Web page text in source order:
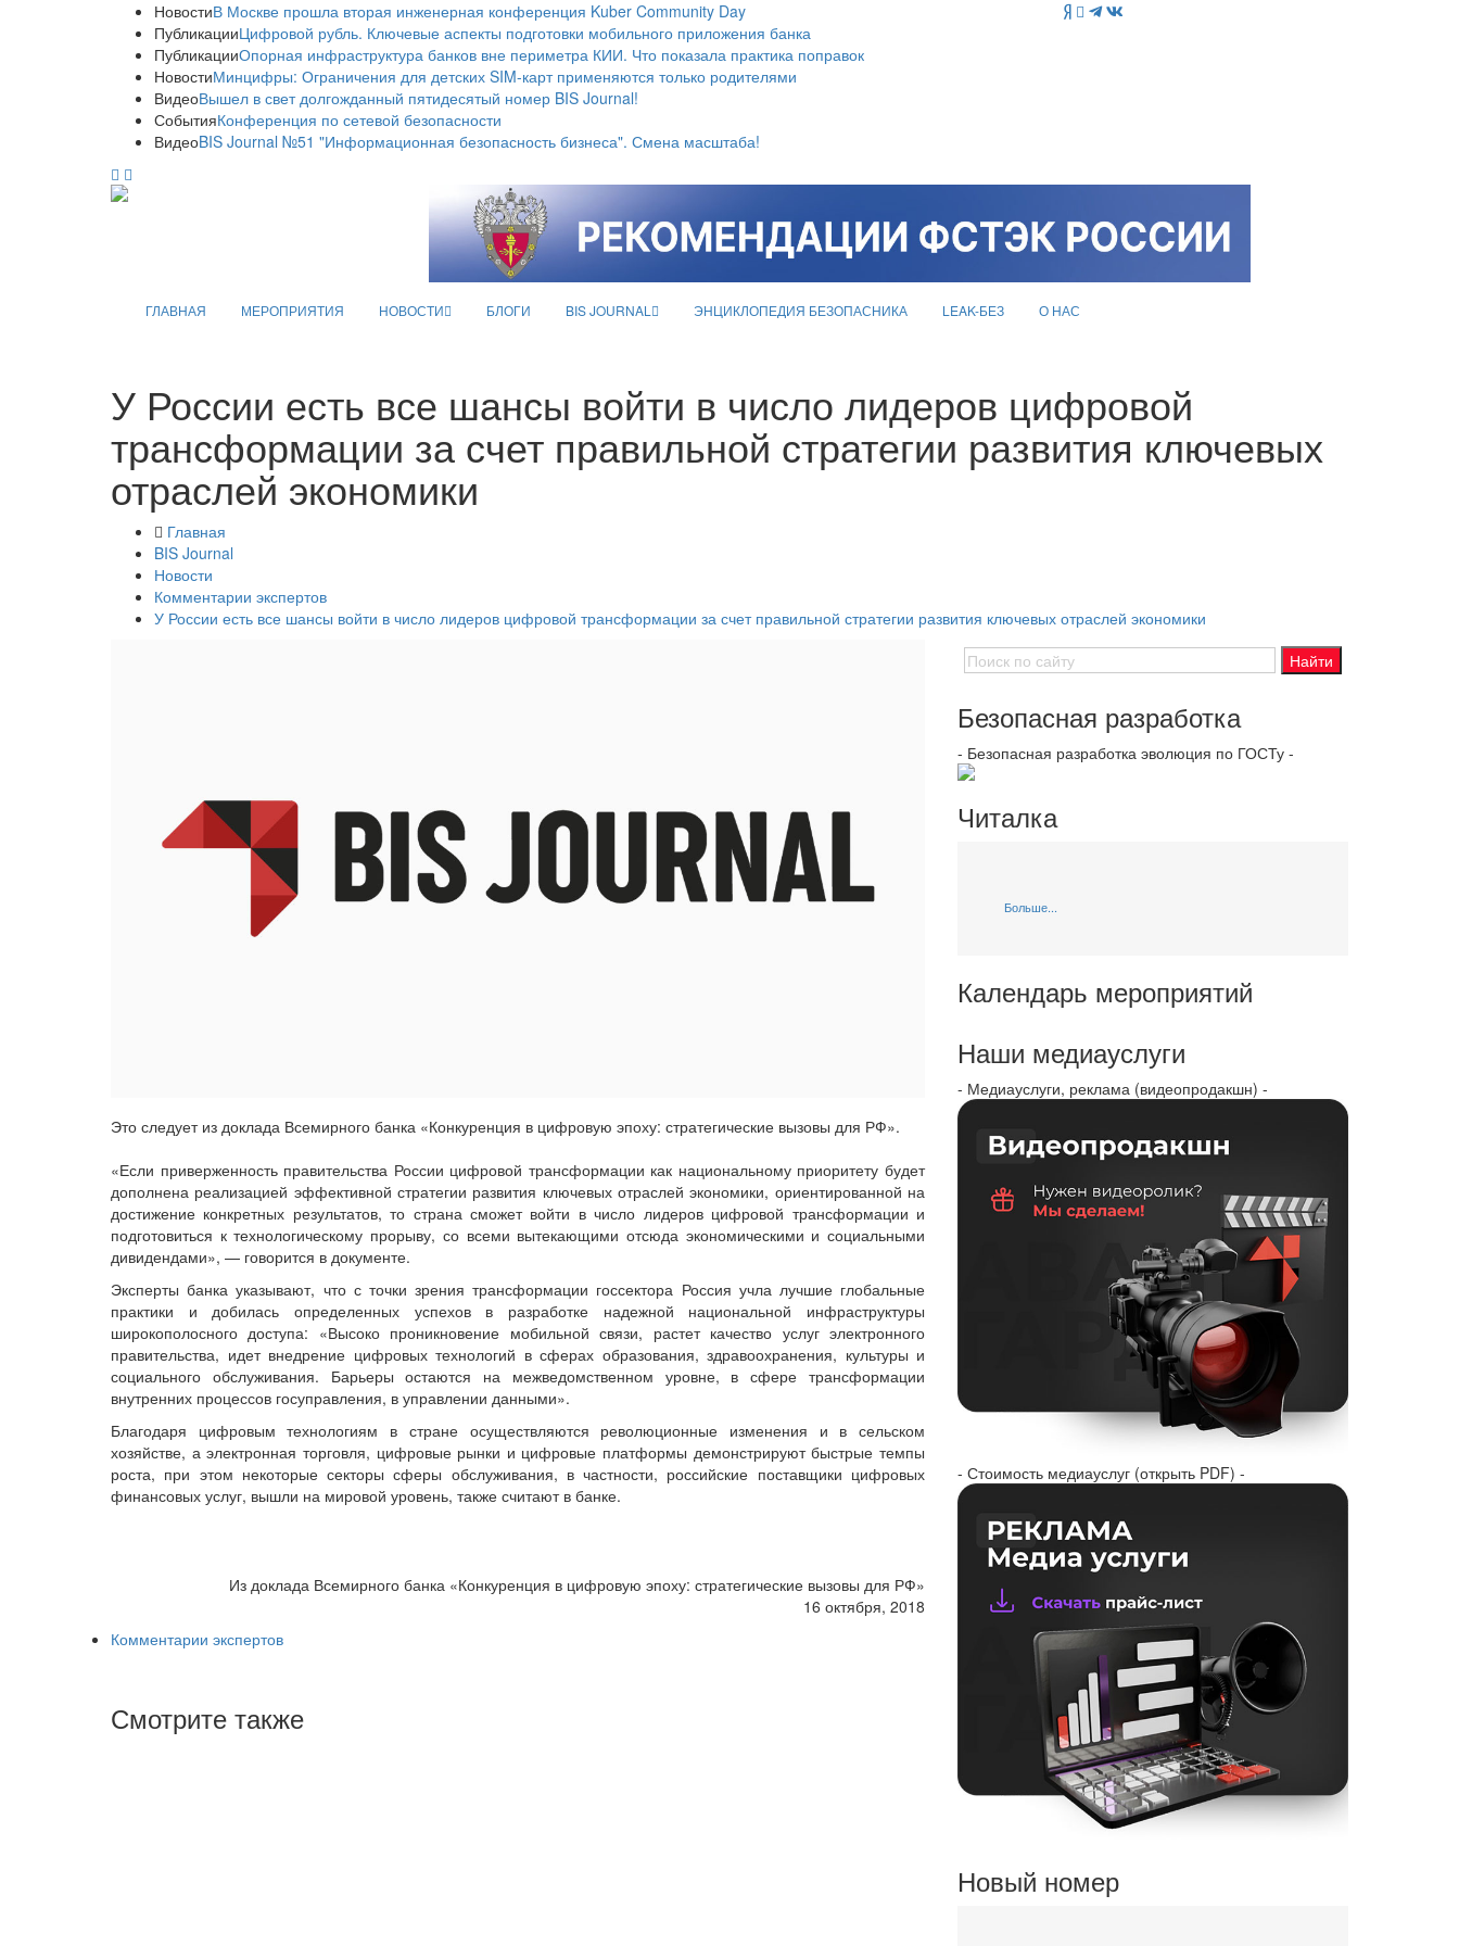
НовостиВ Москве прошла вторая инженерная конференция Kuber Community Day
ПубликацииЦифровой рубль. Ключевые аспекты подготовки мобильного приложения банка
ПубликацииОпорная инфраструктура банков вне периметра КИИ. Что показала практика поправок
НовостиМинцифры: Ограничения для детских SIM-карт применяются только родителями
ВидеоВышел в свет долгожданный пятидесятый номер BIS Journal!
СобытияКонференция по сетевой безопасности
ВидеоBIS Journal №51 "Информационная безопасность бизнеса". Смена масштаба!
ГЛАВНАЯ МЕРОПРИЯТИЯ НОВОСТИ БЛОГИ BIS JOURNAL ЭНЦИКЛОПЕДИЯ БЕЗОПАСНИКА LEAK-БЕЗ О НАС
У России есть все шансы войти в число лидеров цифровой
трансформации за счет правильной стратегии развития ключевых
отраслей экономики
Главная
BIS Journal
Новости
Комментарии экспертов
У России есть все шансы войти в число лидеров цифровой трансформации за счет правильной стратегии развития ключевых отраслей экономики
Это следует из доклада Всемирного банка «Конкуренция в цифровую эпоху: стратегические вызовы для РФ».
«Если приверженность правительства России цифровой трансформации как национальному приоритету будет
дополнена реализацией эффективной стратегии развития ключевых отраслей экономики, ориентированной на
достижение конкретных результатов, то страна сможет войти в число лидеров цифровой трансформации и
подготовиться к технологическому прорыву, со всеми вытекающими отсюда экономическими и социальными
дивидендами», — говорится в документе.
Эксперты банка указывают, что с точки зрения трансформации госсектора Россия учла лучшие глобальные
практики и добилась определенных успехов в разработке надежной национальной инфраструктуры
широкополосного доступа: «Высоко проникновение мобильной связи, растет качество услуг электронного
правительства, идет внедрение цифровых технологий в сферах образования, здравоохранения, культуры и
социального обслуживания. Барьеры остаются на межведомственном уровне, в сфере трансформации
внутренних процессов госуправления, в управлении данными».
Благодаря цифровым технологиям в стране осуществляются революционные изменения и в сельском
хозяйстве, а электронная торговля, цифровые рынки и цифровые платформы демонстрируют быстрые темпы
роста, при этом некоторые секторы сферы обслуживания, в частности, российские поставщики цифровых
финансовых услуг, вышли на мировой уровень, также считают в банке.
Из доклада Всемирного банка «Конкуренция в цифровую эпоху: стратегические вызовы для РФ»
16 октября, 2018
Комментарии экспертов
Смотрите также
Безопасная разработка
- Безопасная разработка эволюция по ГОСТу -
Читалка
Больше...
Календарь мероприятий
Наши медиауслуги
- Медиауслуги, реклама (видеопродакшн) -
- Стоимость медиауслуг (открыть PDF) -
Новый номер